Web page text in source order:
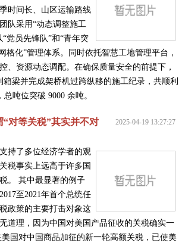
时间长、山区运输路线
队采用“动态调整施工
党员先锋队”和“青年突
格化”管理体系。同时依托智慧工地管理平台，
、资源动态调配。在确保质量安全的前提下，
梁并完成架桥机过跨纵移的施工纪录，共顺利
吨位突破 9000 余吨。
2025-04-19 13:27:27
“对等关税”其实并不对
持了多位经济学者的观
税事实上远高于许多国
。 其中最显著的例子
至2021年首个总统任
政策的主要打击对象这
道理，因为中国对美国产品征收的关税确实一
国对中国商品加征的新一轮高额关税，已使美